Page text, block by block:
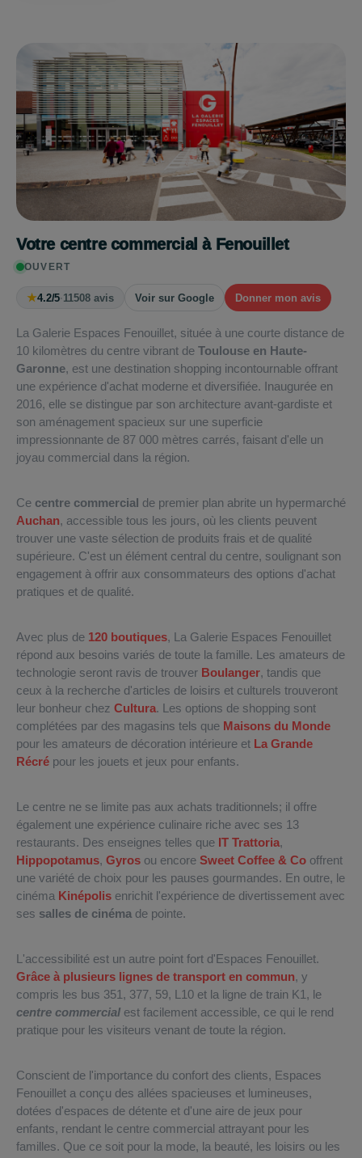
Votre centre commercial à Fenouillet
OUVERT
★4.2/5· 11508 avis Voir sur Google Donner mon avis
La Galerie Espaces Fenouillet, située à une courte distance de
10 kilomètres du centre vibrant de Toulouse en Haute-
Garonne, est une destination shopping incontournable offrant
une expérience d'achat moderne et diversifiée. Inaugurée en
2016, elle se distingue par son architecture avant-gardiste et
son aménagement spacieux sur une superficie
impressionnante de 87 000 mètres carrés, faisant d'elle un
joyau commercial dans la région.
Ce centre commercial de premier plan abrite un hypermarché
Auchan, accessible tous les jours, où les clients peuvent
trouver une vaste sélection de produits frais et de qualité
supérieure. C'est un élément central du centre, soulignant son
engagement à offrir aux consommateurs des options d'achat
pratiques et de qualité.
Avec plus de 120 boutiques, La Galerie Espaces Fenouillet
répond aux besoins variés de toute la famille. Les amateurs de
technologie seront ravis de trouver Boulanger, tandis que
ceux à la recherche d'articles de loisirs et culturels trouveront
leur bonheur chez Cultura. Les options de shopping sont
complétées par des magasins tels que Maisons du Monde
pour les amateurs de décoration intérieure et La Grande
Récré pour les jouets et jeux pour enfants.
Le centre ne se limite pas aux achats traditionnels; il offre
également une expérience culinaire riche avec ses 13
restaurants. Des enseignes telles que IT Trattoria,
Hippopotamus, Gyros ou encore Sweet Coffee & Co offrent
une variété de choix pour les pauses gourmandes. En outre, le
cinéma Kinépolis enrichit l'expérience de divertissement avec
ses salles de cinéma de pointe.
L'accessibilité est un autre point fort d'Espaces Fenouillet.
Grâce à plusieurs lignes de transport en commun, y
compris les bus 351, 377, 59, L10 et la ligne de train K1, le
centre commercial est facilement accessible, ce qui le rend
pratique pour les visiteurs venant de toute la région.
Conscient de l'importance du confort des clients, Espaces
Fenouillet a conçu des allées spacieuses et lumineuses,
dotées d'espaces de détente et d'une aire de jeux pour
enfants, rendant le centre commercial attrayant pour les
familles. Que ce soit pour la mode, la beauté, les loisirs ou les